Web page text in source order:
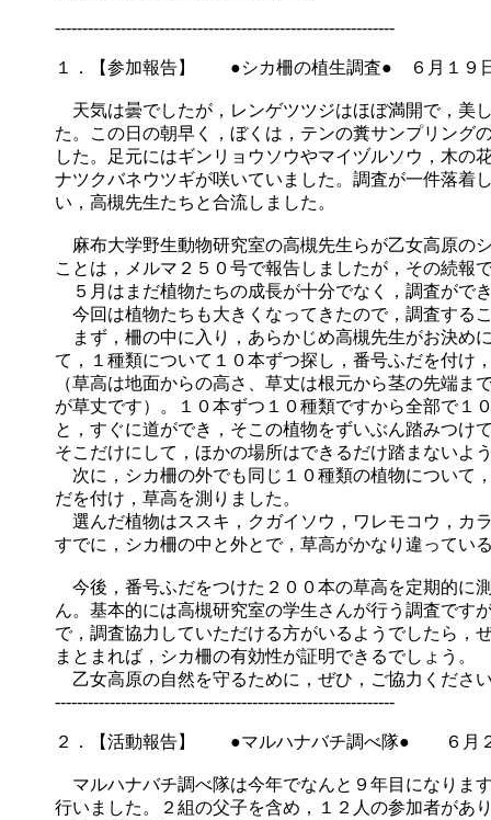
--------------------------------------------------------------
１．【参加報告】 ●シカ柵の植生調査● ６月１９
天気は曇でしたが，レンゲツツジはほぼ満開で，美
た。この日の朝早く，ぼくは，テンの糞サンプリング
した。足元にはギンリョウソウやマイヅルソウ，木の
ナツクバネウツギが咲いていました。調査が一件落着
い，高槻先生たちと合流しました。
麻布大学野生動物研究室の高槻先生らが乙女高原の
ことは，メルマ２５０号で報告しましたが，その続報
５月はまだ植物たちの成長が十分でなく，調査がで
今回は植物たちも大きくなってきたので，調査する
まず，柵の中に入り，あらかじめ高槻先生がお決め
て，１種類について１０本ずつ探し，番号ふだを付け
（草高は地面からの高さ、草丈は根元から茎の先端ま
が草丈です）。１０本ずつ１０種類ですから全部で１
と，すぐに道ができ，そこの植物をずいぶん踏みつけ
そこだけにして，ほかの場所はできるだけ踏まないよ
次に，シカ柵の外でも同じ１０種類の植物について
だを付け，草高を測りました。
選んだ植物はススキ，クガイソウ，ワレモコウ，カ
すでに，シカ柵の中と外とで，草高がかなり違ってい
今後，番号ふだをつけた２００本の草高を定期的に
ん。基本的には高槻研究室の学生さんが行う調査です
で，調査協力していただける方がいるようでしたら，
まとまれば，シカ柵の有効性が証明できるでしょう。
乙女高原の自然を守るために，ぜひ，ご協力くださ
--------------------------------------------------------------
２．【活動報告】 ●マルハナバチ調べ隊● ６月
マルハナバチ調べ隊は今年でなんと９年目になりま
行いました。２組の父子を含め，１２人の参加者があ